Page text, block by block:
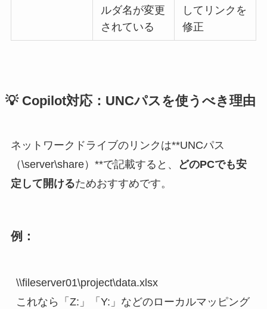
ルダ名が変更
されている
してリンクを
修正
💡 Copilot対応：UNCパスを使うべき理由
ネットワークドライブのリンクは**UNCパス
（\server\share）**で記載すると、
どのPCでも安
定して開けるためおすすめです。
例：
\\fileserver01\project\data.xlsx
これなら「Z:」「Y:」などのローカルマッピング